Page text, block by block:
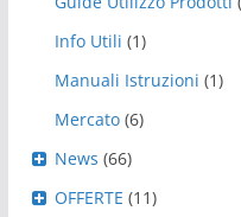
Info Utili (1)
Manuali Istruzioni (1)
Mercato (6)
News (66)
OFFERTE (11)